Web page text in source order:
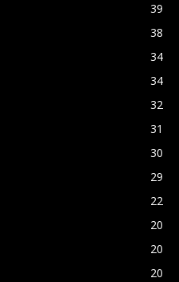
39
38
34
34
32
31
30
29
22
20
20
20